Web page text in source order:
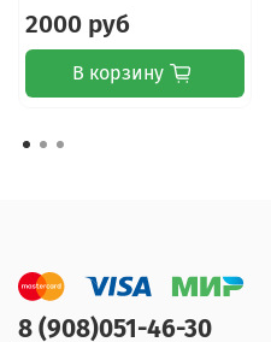
2000 руб
В корзину
8 (908)051-46-30